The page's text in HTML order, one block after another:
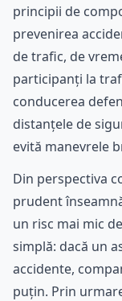
principii de
prevenirea
de trafic, de
participanți la
conducerea
distanțele de
evită manevrele
Din perspectiva
prudent
un risc mai mic
simplă: dacă un
accidente,
puțin. Prin